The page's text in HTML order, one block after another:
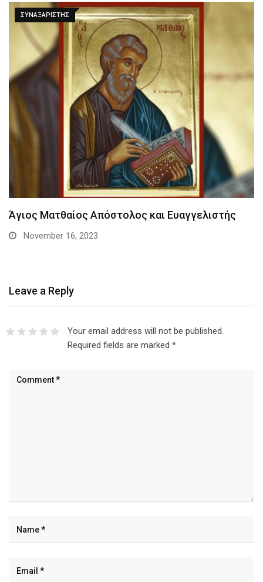
ΣΥΝΑΞΑΡΙΣΤΗΣ
Άγιος Ματθαίος Απόστολος και Ευαγγελιστής
November 16, 2023
Leave a Reply
Your email address will not be published.
Required fields are marked *